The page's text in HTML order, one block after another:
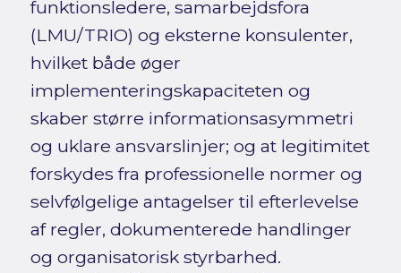
funktionsledere, samarbejdsfora
(LMU/TRIO) og eksterne konsulenter,
hvilket både øger
implementeringskapaciteten og
skaber større informationsasymmetri
og uklare ansvarslinjer; og at legitimitet
forskydes fra professionelle normer og
selvfølgelige antagelser til efterlevelse
af regler, dokumenterede handlinger
og organisatorisk styrbarhed.